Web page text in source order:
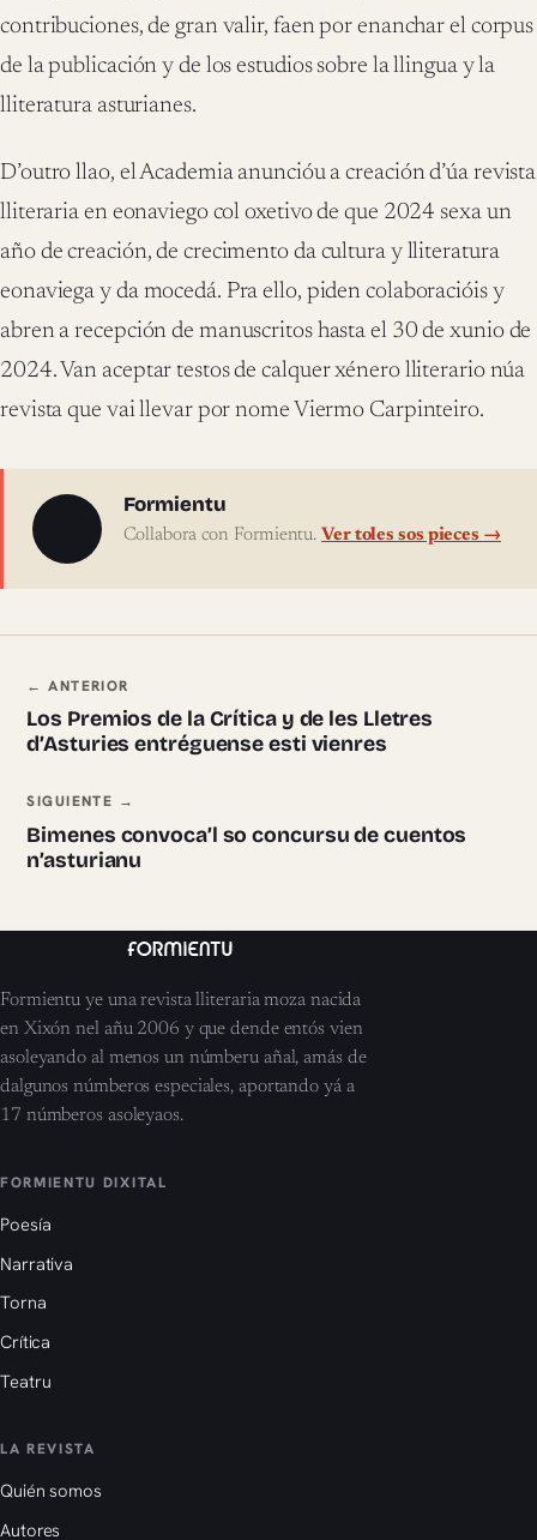
contribuciones, de gran valir, faen por enanchar el corpus
de la publicación y de los estudios sobre la llingua y la
lliteratura asturianes.
D’outro llao, el Academia anuncióu a creación d’úa revista
lliteraria en eonaviego col oxetivo de que 2024 sexa un
año de creación, de crecimento da cultura y lliteratura
eonaviega y da mocedá. Pra ello, piden colaboracióis y
abren a recepción de manuscritos hasta el 30 de xunio de
2024. Van aceptar testos de calquer xénero lliterario núa
revista que vai llevar por nome Viermo Carpinteiro.
Sobre l'autor
Formientu
Collabora con Formientu.Ver toles sos pieces →
Navegación ente pieces
← ANTERIOR
Los Premios de la Crítica y de les Lletres
d’Asturies entréguense esti vienres
SIGUIENTE →
Bimenes convoca’l so concursu de cuentos
n’asturianu
Formientu ye una revista lliteraria moza nacida
en Xixón nel añu 2006 y que dende entós vien
asoleyando al menos un númberu añal, amás de
dalgunos númberos especiales, aportando yá a
17 númberos asoleyaos.
FORMIENTU DIXITAL
Poesía
Narrativa
Torna
Crítica
Teatru
LA REVISTA
Quién somos
Autores